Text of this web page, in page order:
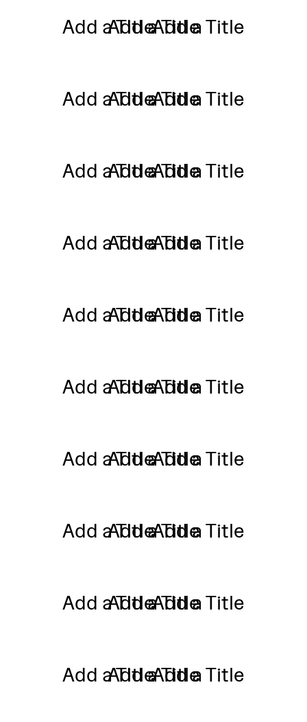
Add a TitleAdd a Title
Add a Title
Add a TitleAdd a Title
Add a Title
Add a TitleAdd a Title
Add a Title
Add a TitleAdd a Title
Add a Title
Add a TitleAdd a Title
Add a Title
Add a TitleAdd a Title
Add a Title
Add a TitleAdd a Title
Add a Title
Add a TitleAdd a Title
Add a Title
Add a TitleAdd a Title
Add a Title
Add a TitleAdd a Title
Add a Title